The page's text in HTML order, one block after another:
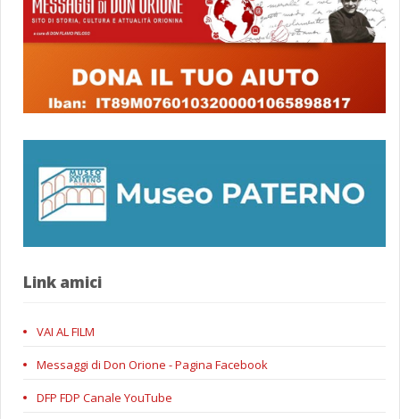
Link amici
VAI AL FILM
Messaggi di Don Orione - Pagina Facebook
DFP FDP Canale YouTube